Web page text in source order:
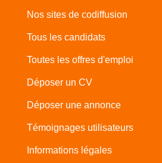
Nos sites de codiffusion
Tous les candidats
Toutes les offres d'emploi
Déposer un CV
Déposer une annonce
Témoignages utilisateurs
Informations légales